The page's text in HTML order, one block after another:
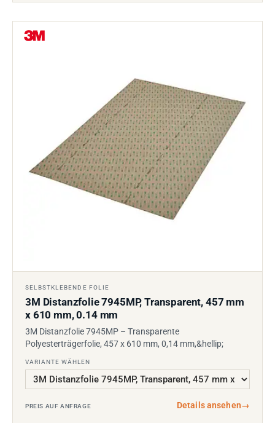
SELBSTKLEBENDE FOLIE
3M Distanzfolie 7945MP, Transparent, 457 mm
x 610 mm, 0.14 mm
3M Distanzfolie 7945MP – Transparente
Polyesterträgerfolie, 457 x 610 mm, 0,14 mm,&hellip;
VARIANTE WÄHLEN
PREIS AUF ANFRAGE Details ansehen→